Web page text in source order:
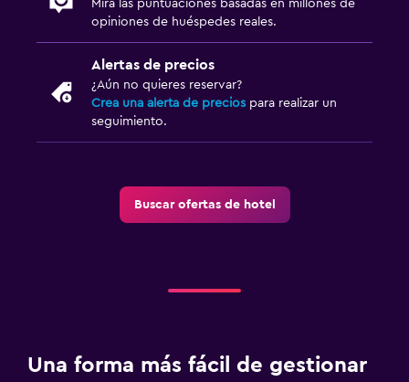
Mira las puntuaciones basadas en millones de
opiniones de huéspedes reales.
Alertas de precios
¿Aún no quieres reservar?
Crea una alerta de precios para realizar un
seguimiento.
Buscar ofertas de hotel
Una forma más fácil de gestionar